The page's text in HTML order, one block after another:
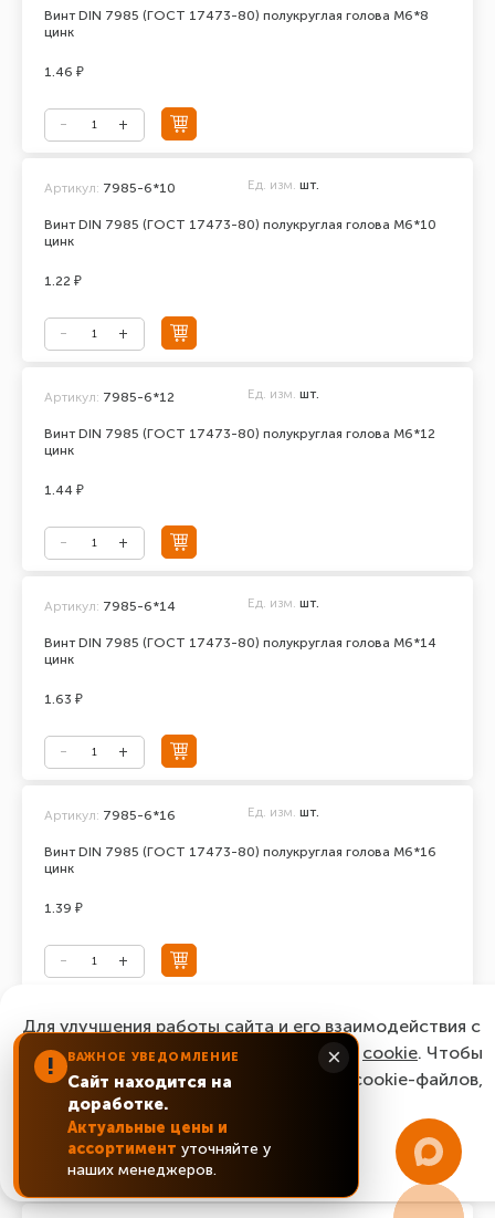
Винт DIN 7985 (ГОСТ 17473-80) полукруглая голова М6*8
цинк
1.46 ₽
Винт DIN 7985 (ГОСТ 17473-80) полукруглая голова М6*10
цинк
Артикул: 7985-6*10 Ед. изм. шт.
1.22 ₽
Винт DIN 7985 (ГОСТ 17473-80) полукруглая голова М6*12
цинк
Артикул: 7985-6*12 Ед. изм. шт.
1.44 ₽
Винт DIN 7985 (ГОСТ 17473-80) полукруглая голова М6*14
цинк
Артикул: 7985-6*14 Ед. изм. шт.
1.63 ₽
Винт DIN 7985 (ГОСТ 17473-80) полукруглая голова М6*16
цинк
Артикул: 7985-6*16 Ед. изм. шт.
1.39 ₽
Винт DIN 7985 (ГОСТ 17473-80) полукруглая голова М6*18
цинк
Артикул: 7985-6*18 Ед. изм. шт.
1.82 ₽
! ВАЖНОЕ УВЕДОМЛЕНИЕ
Сайт находится на
доработке.
Актуальные цены и
ассортимент уточняйте у
наших менеджеров.
×
Для улучшения работы сайта и его взаимодействия с
пользователями мы используем файлы cookie. Чтобы
согласиться с нашим использованием cookie-файлов,
нажмите “Ок, понятно!”
ОК, понятно!